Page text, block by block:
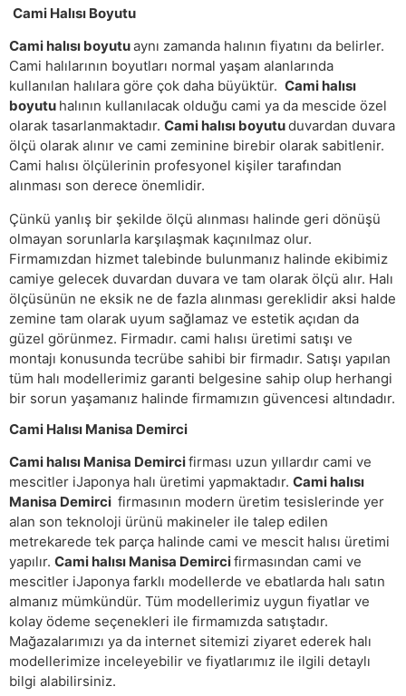
Cami Halısı Boyutu
Cami halısı boyutuaynı zamanda halının fiyatını da belirler.
Cami halılarının boyutları normal yaşam alanlarında
kullanılan halılara göre çok daha büyüktür. Cami halısı
boyutu halının kullanılacak olduğu cami ya da mescide özel
olarak tasarlanmaktadır. Cami halısı boyutuduvardan duvara
ölçü olarak alınır ve cami zeminine birebir olarak sabitlenir.
Cami halısı ölçülerinin profesyonel kişiler tarafından
alınması son derece önemlidir.
Çünkü yanlış bir şekilde ölçü alınması halinde geri dönüşü
olmayan sorunlarla karşılaşmak kaçınılmaz olur.
Firmamızdan hizmet talebinde bulunmanız halinde ekibimiz
camiye gelecek duvardan duvara ve tam olarak ölçü alır. Halı
ölçüsünün ne eksik ne de fazla alınması gereklidir aksi halde
zemine tam olarak uyum sağlamaz ve estetik açıdan da
güzel görünmez. Firmadır. cami halısı üretimi satışı ve
montajı konusunda tecrübe sahibi bir firmadır. Satışı yapılan
tüm halı modellerimiz garanti belgesine sahip olup herhangi
bir sorun yaşamanız halinde firmamızın güvencesi altındadır.
Cami Halısı Manisa Demirci
Cami halısı Manisa Demircifirması uzun yıllardır cami ve
mescitler iJaponya halı üretimi yapmaktadır. Cami halısı
Manisa Demirci firmasının modern üretim tesislerinde yer
alan son teknoloji ürünü makineler ile talep edilen
metrekarede tek parça halinde cami ve mescit halısı üretimi
yapılır. Cami halısı Manisa Demircifirmasından cami ve
mescitler iJaponya farklı modellerde ve ebatlarda halı satın
almanız mümkündür. Tüm modellerimiz uygun fiyatlar ve
kolay ödeme seçenekleri ile firmamızda satıştadır.
Mağazalarımızı ya da internet sitemizi ziyaret ederek halı
modellerimize inceleyebilir ve fiyatlarımız ile ilgili detaylı
bilgi alabilirsiniz.